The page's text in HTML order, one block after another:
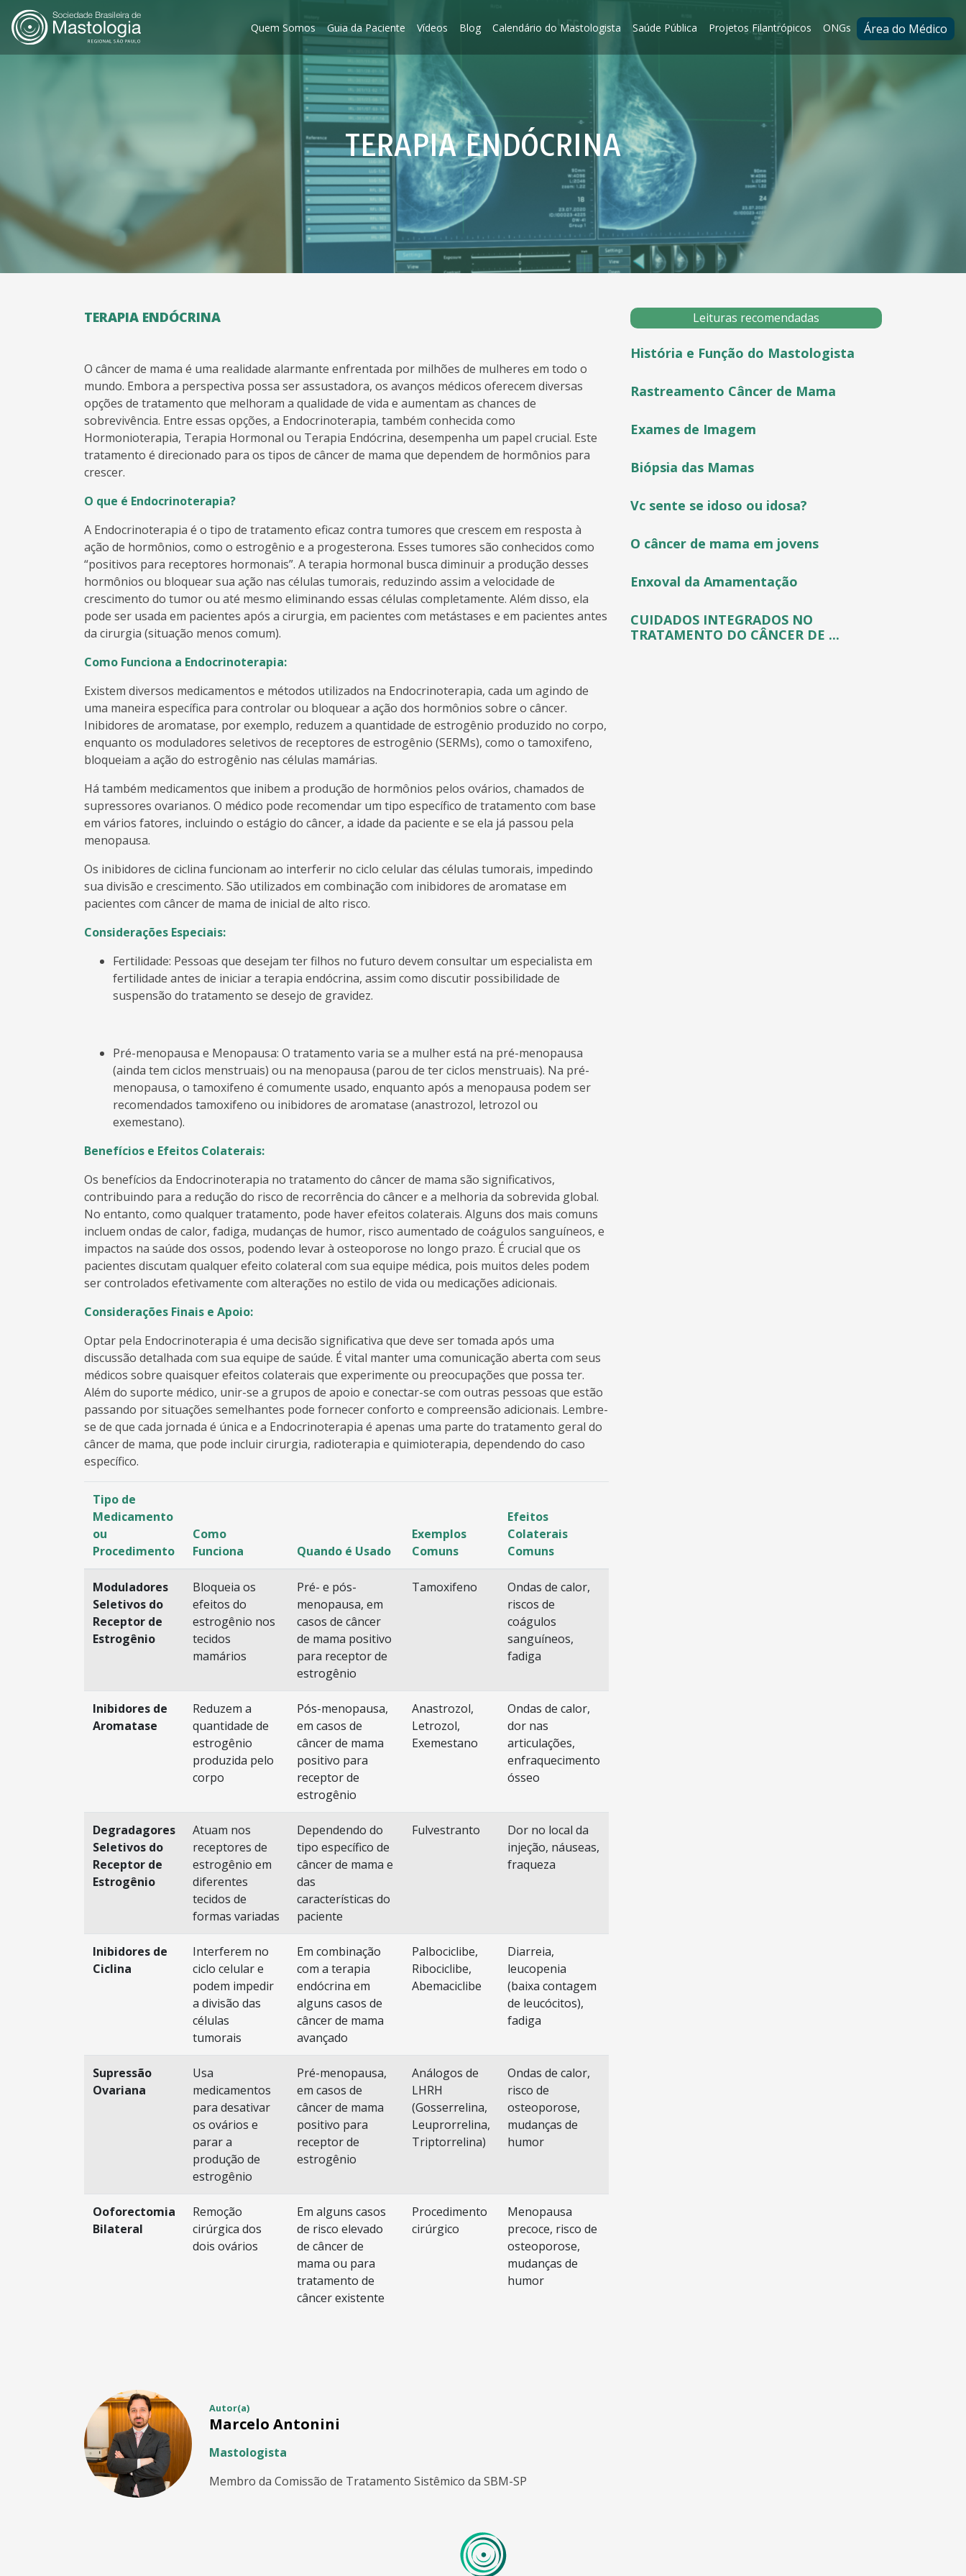
Quem Somos Guia da Paciente Vídeos Blog Calendário do Mastologista Saúde Pública Projetos Filantrópicos ONGs Área do Médico
TERAPIA ENDÓCRINA
TERAPIA ENDÓCRINA
O câncer de mama é uma realidade alarmante enfrentada por milhões de mulheres em todo o
mundo. Embora a perspectiva possa ser assustadora, os avanços médicos oferecem diversas
opções de tratamento que melhoram a qualidade de vida e aumentam as chances de
sobrevivência. Entre essas opções, a Endocrinoterapia, também conhecida como
Hormonioterapia, Terapia Hormonal ou Terapia Endócrina, desempenha um papel crucial. Este
tratamento é direcionado para os tipos de câncer de mama que dependem de hormônios para
crescer.
O que é Endocrinoterapia?
A Endocrinoterapia é o tipo de tratamento eficaz contra tumores que crescem em resposta à
ação de hormônios, como o estrogênio e a progesterona. Esses tumores são conhecidos como
“positivos para receptores hormonais”. A terapia hormonal busca diminuir a produção desses
hormônios ou bloquear sua ação nas células tumorais, reduzindo assim a velocidade de
crescimento do tumor ou até mesmo eliminando essas células completamente. Além disso, ela
pode ser usada em pacientes após a cirurgia, em pacientes com metástases e em pacientes antes
da cirurgia (situação menos comum).
Como Funciona a Endocrinoterapia:
Existem diversos medicamentos e métodos utilizados na Endocrinoterapia, cada um agindo de
uma maneira específica para controlar ou bloquear a ação dos hormônios sobre o câncer.
Inibidores de aromatase, por exemplo, reduzem a quantidade de estrogênio produzido no corpo,
enquanto os moduladores seletivos de receptores de estrogênio (SERMs), como o tamoxifeno,
bloqueiam a ação do estrogênio nas células mamárias.
Há também medicamentos que inibem a produção de hormônios pelos ovários, chamados de
supressores ovarianos. O médico pode recomendar um tipo específico de tratamento com base
em vários fatores, incluindo o estágio do câncer, a idade da paciente e se ela já passou pela
menopausa.
Os inibidores de ciclina funcionam ao interferir no ciclo celular das células tumorais, impedindo
sua divisão e crescimento. São utilizados em combinação com inibidores de aromatase em
pacientes com câncer de mama de inicial de alto risco.
Considerações Especiais:
Fertilidade: Pessoas que desejam ter filhos no futuro devem consultar um especialista em
fertilidade antes de iniciar a terapia endócrina, assim como discutir possibilidade de
suspensão do tratamento se desejo de gravidez.
Pré-menopausa e Menopausa: O tratamento varia se a mulher está na pré-menopausa
(ainda tem ciclos menstruais) ou na menopausa (parou de ter ciclos menstruais). Na pré-
menopausa, o tamoxifeno é comumente usado, enquanto após a menopausa podem ser
recomendados tamoxifeno ou inibidores de aromatase (anastrozol, letrozol ou
exemestano).
Benefícios e Efeitos Colaterais:
Os benefícios da Endocrinoterapia no tratamento do câncer de mama são significativos,
contribuindo para a redução do risco de recorrência do câncer e a melhoria da sobrevida global.
No entanto, como qualquer tratamento, pode haver efeitos colaterais. Alguns dos mais comuns
incluem ondas de calor, fadiga, mudanças de humor, risco aumentado de coágulos sanguíneos, e
impactos na saúde dos ossos, podendo levar à osteoporose no longo prazo. É crucial que os
pacientes discutam qualquer efeito colateral com sua equipe médica, pois muitos deles podem
ser controlados efetivamente com alterações no estilo de vida ou medicações adicionais.
Considerações Finais e Apoio:
Optar pela Endocrinoterapia é uma decisão significativa que deve ser tomada após uma
discussão detalhada com sua equipe de saúde. É vital manter uma comunicação aberta com seus
médicos sobre quaisquer efeitos colaterais que experimente ou preocupações que possa ter.
Além do suporte médico, unir-se a grupos de apoio e conectar-se com outras pessoas que estão
passando por situações semelhantes pode fornecer conforto e compreensão adicionais. Lembre-
se de que cada jornada é única e a Endocrinoterapia é apenas uma parte do tratamento geral do
câncer de mama, que pode incluir cirurgia, radioterapia e quimioterapia, dependendo do caso
específico.
Tipo de
Medicamento
ou
Procedimento
Como
Funciona
Quando é Usado
Exemplos
Comuns
Efeitos
Colaterais
Comuns
Moduladores
Seletivos do
Receptor de
Estrogênio
Bloqueia os
efeitos do
estrogênio nos
tecidos
mamários
Pré- e pós-
menopausa, em
casos de câncer
de mama positivo
para receptor de
estrogênio
Tamoxifeno
Ondas de calor,
riscos de
coágulos
sanguíneos,
fadiga
Inibidores de
Aromatase
Reduzem a
quantidade de
estrogênio
produzida pelo
corpo
Pós-menopausa,
em casos de
câncer de mama
positivo para
receptor de
estrogênio
Anastrozol,
Letrozol,
Exemestano
Ondas de calor,
dor nas
articulações,
enfraquecimento
ósseo
Degradagores
Seletivos do
Receptor de
Estrogênio
Atuam nos
receptores de
estrogênio em
diferentes
tecidos de
formas variadas
Dependendo do
tipo específico de
câncer de mama e
das
características do
paciente
Fulvestranto
Dor no local da
injeção, náuseas,
fraqueza
Inibidores de
Ciclina
Interferem no
ciclo celular e
podem impedir
a divisão das
células
tumorais
Em combinação
com a terapia
endócrina em
alguns casos de
câncer de mama
avançado
Palbociclibe,
Ribociclibe,
Abemaciclibe
Diarreia,
leucopenia
(baixa contagem
de leucócitos),
fadiga
Supressão
Ovariana
Usa
medicamentos
para desativar
os ovários e
parar a
produção de
estrogênio
Pré-menopausa,
em casos de
câncer de mama
positivo para
receptor de
estrogênio
Análogos de
LHRH
(Gosserrelina,
Leuprorrelina,
Triptorrelina)
Ondas de calor,
risco de
osteoporose,
mudanças de
humor
Ooforectomia
Bilateral
Remoção
cirúrgica dos
dois ovários
Em alguns casos
de risco elevado
de câncer de
mama ou para
tratamento de
câncer existente
Procedimento
cirúrgico
Menopausa
precoce, risco de
osteoporose,
mudanças de
humor
Autor(a)
Marcelo Antonini
Mastologista
Membro da Comissão de Tratamento Sistêmico da SBM-SP
Leituras recomendadas
História e Função do Mastologista
Rastreamento Câncer de Mama
Exames de Imagem
Biópsia das Mamas
Vc sente se idoso ou idosa?
O câncer de mama em jovens
Enxoval da Amamentação
CUIDADOS INTEGRADOS NO
TRATAMENTO DO CÂNCER DE ...